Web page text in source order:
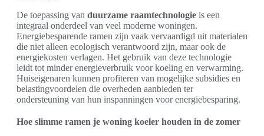
De toepassing van duurzame raamtechnologie is een
integraal onderdeel van veel moderne woningen.
Energiebesparende ramen zijn vaak vervaardigd uit materialen
die niet alleen ecologisch verantwoord zijn, maar ook de
energiekosten verlagen. Het gebruik van deze technologie
leidt tot minder energieverbruik voor koeling en verwarming.
Huiseigenaren kunnen profiteren van mogelijke subsidies en
belastingvoordelen die overheden aanbieden ter
ondersteuning van hun inspanningen voor energiebesparing.
Hoe slimme ramen je woning koeler houden in de zomer